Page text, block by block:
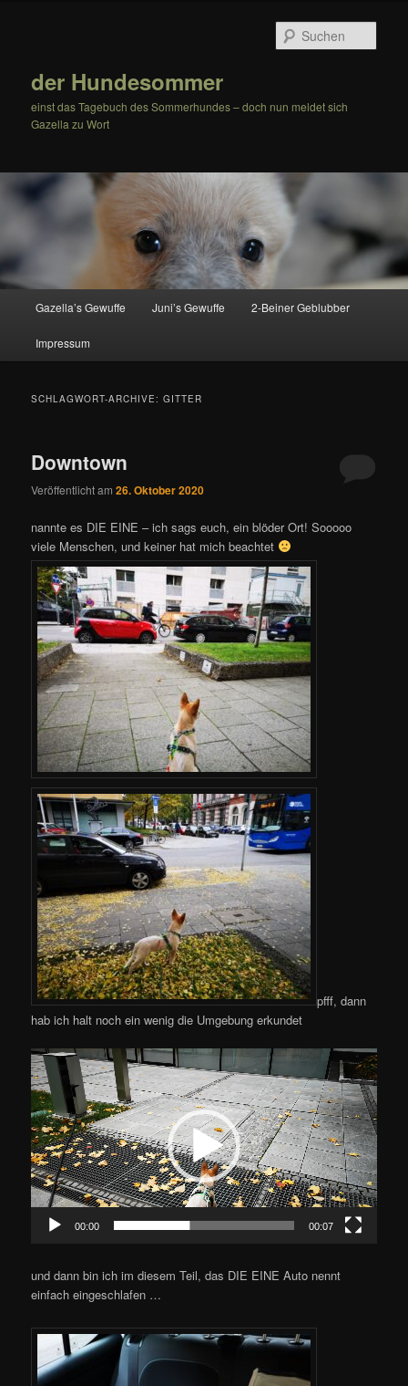
der Hundesommer
einst das Tagebuch des Sommerhundes – doch nun meldet sich
Gazella zu Wort
Gazella’s Gewuffe Juni’s Gewuffe 2-Beiner Geblubber
Impressum
SCHLAGWORT-ARCHIVE:GITTER
Downtown
Veröffentlicht am26. Oktober 2020
nannte es DIE EINE – ich sags euch, ein blöder Ort! Sooooo
viele Menschen, und keiner hat mich beachtet
pfff, dann
hab ich halt noch ein wenig die Umgebung erkundet
Video-
Player
00:00 00:07
und dann bin ich im diesem Teil, das DIE EINE Auto nennt
einfach eingeschlafen …